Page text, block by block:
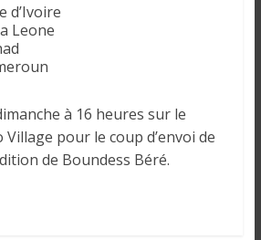
d’Ivoire
Leone
à 16 heures sur le
pour le coup d’envoi de
de Boundess Béré.